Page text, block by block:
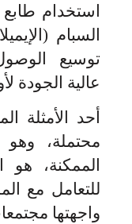
استخدام
السبام
توسيع
عالية الجودة
أحد الأمثلة
محتملة،
الممكنة، هو
للتعامل مع
واجهتها